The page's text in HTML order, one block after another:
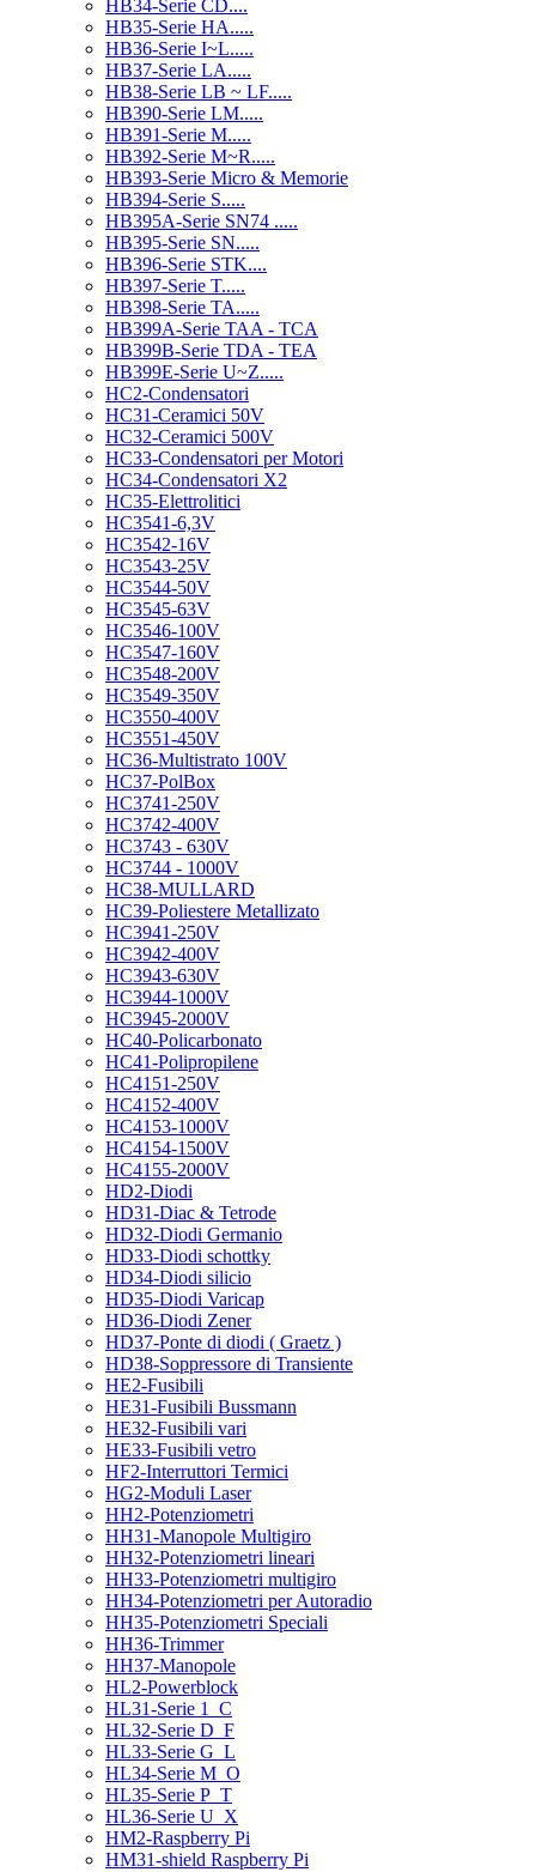
HB34-Serie CD....
HB35-Serie HA.....
HB36-Serie I~L.....
HB37-Serie LA.....
HB38-Serie LB ~ LF.....
HB390-Serie LM.....
HB391-Serie M.....
HB392-Serie M~R.....
HB393-Serie Micro & Memorie
HB394-Serie S.....
HB395A-Serie SN74 .....
HB395-Serie SN.....
HB396-Serie STK....
HB397-Serie T.....
HB398-Serie TA.....
HB399A-Serie TAA - TCA
HB399B-Serie TDA - TEA
HB399E-Serie U~Z.....
HC2-Condensatori
HC31-Ceramici 50V
HC32-Ceramici 500V
HC33-Condensatori per Motori
HC34-Condensatori X2
HC35-Elettrolitici
HC3541-6,3V
HC3542-16V
HC3543-25V
HC3544-50V
HC3545-63V
HC3546-100V
HC3547-160V
HC3548-200V
HC3549-350V
HC3550-400V
HC3551-450V
HC36-Multistrato 100V
HC37-PolBox
HC3741-250V
HC3742-400V
HC3743 - 630V
HC3744 - 1000V
HC38-MULLARD
HC39-Poliestere Metallizato
HC3941-250V
HC3942-400V
HC3943-630V
HC3944-1000V
HC3945-2000V
HC40-Policarbonato
HC41-Polipropilene
HC4151-250V
HC4152-400V
HC4153-1000V
HC4154-1500V
HC4155-2000V
HD2-Diodi
HD31-Diac & Tetrode
HD32-Diodi Germanio
HD33-Diodi schottky
HD34-Diodi silicio
HD35-Diodi Varicap
HD36-Diodi Zener
HD37-Ponte di diodi ( Graetz )
HD38-Soppressore di Transiente
HE2-Fusibili
HE31-Fusibili Bussmann
HE32-Fusibili vari
HE33-Fusibili vetro
HF2-Interruttori Termici
HG2-Moduli Laser
HH2-Potenziometri
HH31-Manopole Multigiro
HH32-Potenziometri lineari
HH33-Potenziometri multigiro
HH34-Potenziometri per Autoradio
HH35-Potenziometri Speciali
HH36-Trimmer
HH37-Manopole
HL2-Powerblock
HL31-Serie 1_C
HL32-Serie D_F
HL33-Serie G_L
HL34-Serie M_O
HL35-Serie P_T
HL36-Serie U_X
HM2-Raspberry Pi
HM31-shield Raspberry Pi